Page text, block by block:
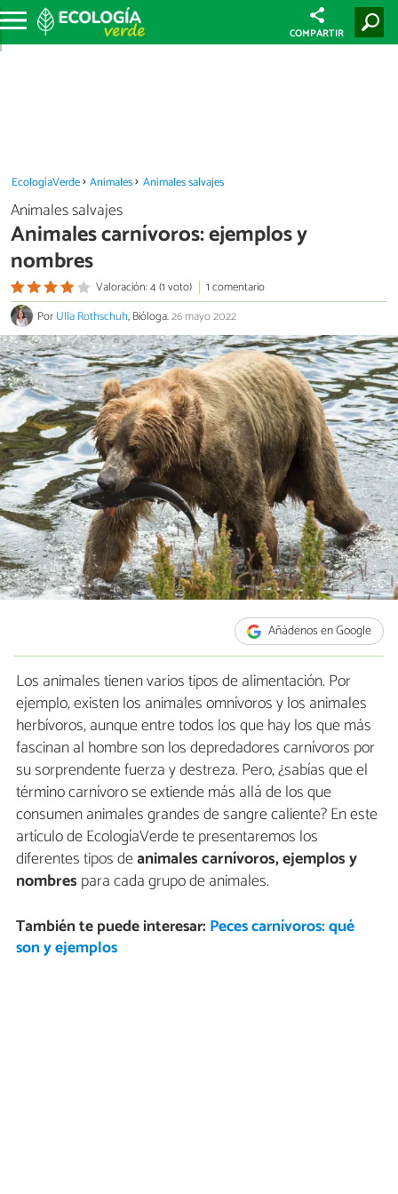
COMPARTIR
EcologíaVerde Animales Animales salvajes
Animales salvajes
Animales carnívoros: ejemplos y
nombres
Valoración: 4 (1 voto)
1 comentario
PorUlla Rothschuh, Bióloga.26 mayo 2022
Añádenos en Google
Los animales tienen varios tipos de alimentación. Por
ejemplo, existen los animales omnívoros y los animales
herbívoros, aunque entre todos los que hay los que más
fascinan al hombre son los depredadores carnívoros por
su sorprendente fuerza y destreza. Pero, ¿sabías que el
término carnívoro se extiende más allá de los que
consumen animales grandes de sangre caliente? En este
artículo de EcologíaVerde te presentaremos los
diferentes tipos deanimales carnívoros, ejemplos y
nombres para cada grupo de animales.
También te puede interesar: Peces carnívoros: qué
son y ejemplos